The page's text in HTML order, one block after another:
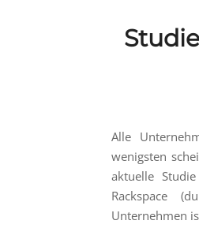
Alle
wenigsten
aktuelle
Rackspace
Unternehmen